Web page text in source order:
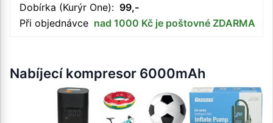
Dobírka (Kurýr One): 99,-
Při objednávce nad 1000 Kč je poštovné ZDARMA
Nabíjecí kompresor 6000mAh